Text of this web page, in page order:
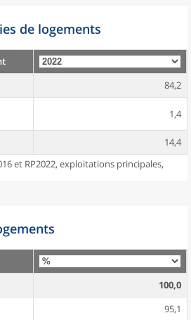
de logements
84,2
1,4
14,4
et RP2022, exploitations principales,
100,0
95,1